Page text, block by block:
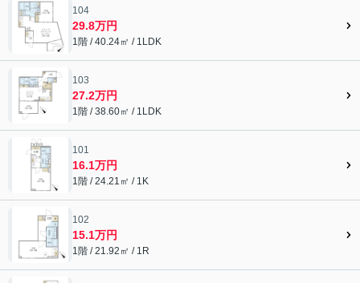
104
29.8万円
1階 / 40.24㎡ / 1LDK
103
27.2万円
1階 / 38.60㎡ / 1LDK
101
16.1万円
1階 / 24.21㎡ / 1K
102
15.1万円
1階 / 21.92㎡ / 1R